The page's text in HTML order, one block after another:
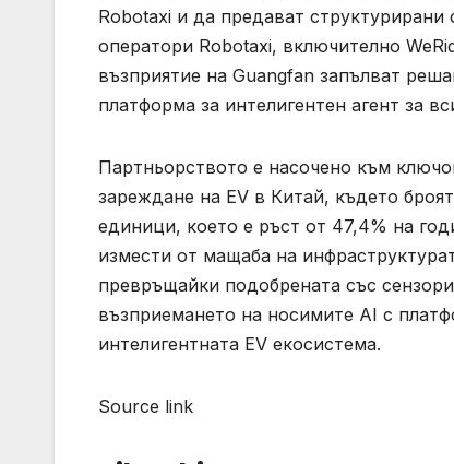
Robotaxi и да предават
оператори Robotaxi, включително
възприятие на Guangfan запълват
платформа за интелигентен агент за
Партньорството е насочено към
зареждане на EV в Китай, където
единици, което е ръст от 47,4% на
измести от мащаба на
превръщайки подобрената със
възприемането на носимите AI с
интелигентната EV екосистема.
Source link